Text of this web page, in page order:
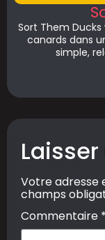
Sort Them
canards dans
simple,
Votre adresse
champs
Commentaire *